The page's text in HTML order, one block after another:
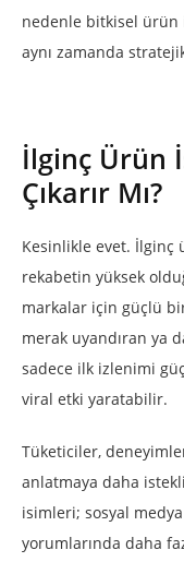
nedenle bitkisel ürün
aynı zamanda
İlginç Ürün
Çıkarır Mı?
Kesinlikle evet. İlginç
rekabetin yüksek
markalar için güçlü
merak uyandıran ya
sadece ilk izlenimi
viral etki yaratabilir.
Tüketiciler,
anlatmaya daha
isimleri; sosyal
yorumlarında daha